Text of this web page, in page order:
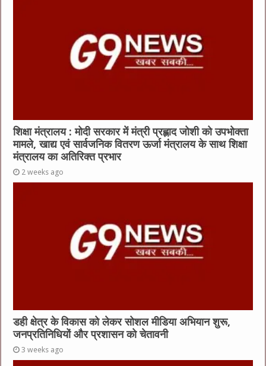
शिक्षा मंत्रालय : मोदी सरकार में मंत्री प्रह्लाद जोशी को उपभोक्ता
मामले, खाद्य एवं सार्वजनिक वितरण ऊर्जा मंत्रालय के साथ शिक्षा
मंत्रालय का अतिरिक्त प्रभार
2 weeks ago
डही क्षेत्र के विकास को लेकर सोशल मीडिया अभियान शुरू,
जनप्रतिनिधियों और प्रशासन को चेतावनी
3 weeks ago